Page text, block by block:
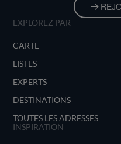
EXPLOREZ PAR
CARTE
LISTES
EXPERTS
DESTINATIONS
TOUTES LES ADRESSES
INSPIRATION